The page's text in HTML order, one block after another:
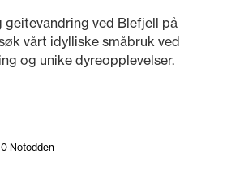
geitevandring ved Blefjell på
vårt idylliske småbruk ved
og unike dyreopplevelser.
Notodden